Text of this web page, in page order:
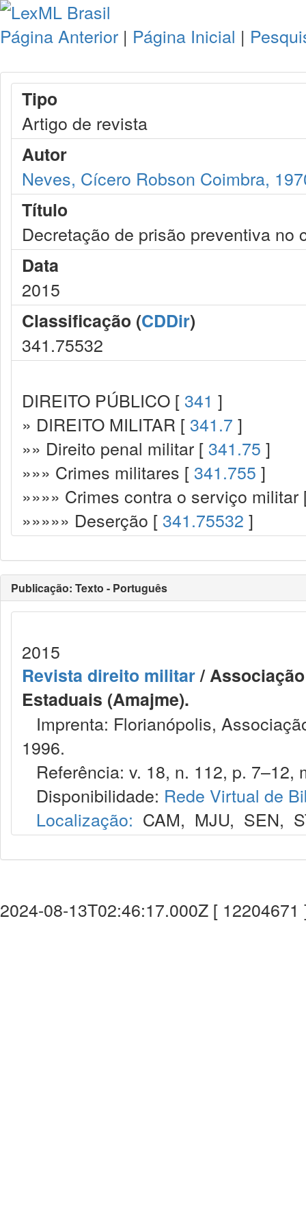
Página Anterior | Página Inicial |
Tipo
Artigo de revista
Autor
Neves, Cícero Robson Coimbra,
Título
Decretação de prisão preventiva no
Data
2015
Classificação (CDDir)
341.75532
DIREITO PÚBLICO [ 341 ]
» DIREITO MILITAR [ 341.7 ]
»» Direito penal militar [ 341.75 ]
»»» Crimes militares [ 341.755 ]
»»»» Crimes contra o serviço
»»»»» Deserção [ 341.75532 ]
Publicação: Texto - Português
2015
Revista direito militar/
Estaduais (Amajme).
Imprenta: Florianópolis,
1996.
Referência: v. 18, n. 112, p. 7–12,
Disponibilidade: Rede Virtual de
Localização: CAM, MJU, SEN,
2024-08-13T02:46:17.000Z [ 12204671